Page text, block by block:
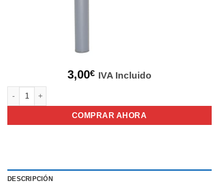
3,00€ IVA Incluido
Pata Cilíndrica - Pata Base UNIDAD cantidad
COMPRAR AHORA
DESCRIPCIÓN